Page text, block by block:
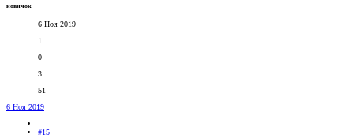
новичок
6 Ноя 2019
1
0
3
51
6 Ноя 2019
#15